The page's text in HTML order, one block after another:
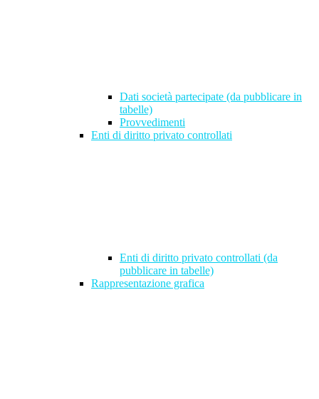
Dati società partecipate (da pubblicare in
tabelle)
Provvedimenti
Enti di diritto privato controllati
Enti di diritto privato controllati (da
pubblicare in tabelle)
Rappresentazione grafica